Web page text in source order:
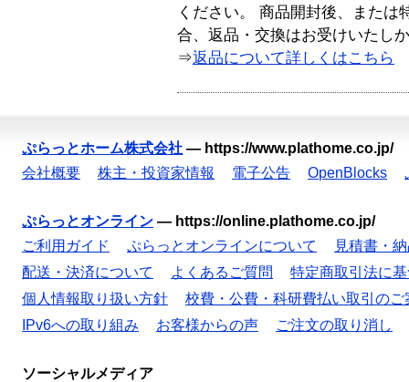
ください。 商品開封後、または
合、返品・交換はお受けいたし
⇒返品について詳しくはこちら
ぷらっとホーム株式会社 — https://www.plathome.co.jp/
会社概要
株主・投資家情報 電子公告 OpenBlocks
ぷらっとオンライン — https://online.plathome.co.jp/
ご利用ガイド
ぷらっとオンラインについて
見積書・
配送・決済について
よくあるご質問
特定商取引法に
個人情報取り扱い方針
校費・公費・科研費払い取引のご
IPv6への取り組み
お客様からの声 ご注文の取り消し
ソーシャルメディア